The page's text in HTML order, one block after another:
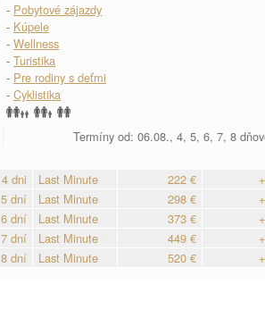
- Pobytové zájazdy
- Kúpele
- Wellness
- Turistika
- Pre rodiny s deťmi
- Cyklistika
Termíny od: 06.08., 4, 5, 6, 7, 8
4 dni Last Minute 222 €
5 dní Last Minute 298 €
6 dní Last Minute 373 €
7 dní Last Minute 449 €
8 dní Last Minute 520 €